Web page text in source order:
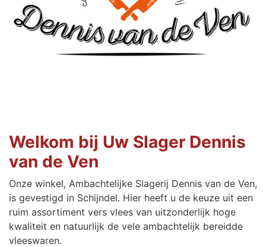
Welkom bij Uw Slager Dennis
van de Ven
Onze winkel, Ambachtelijke Slagerij Dennis van de Ven,
is gevestigd in Schijndel. Hier heeft u de keuze uit een
ruim assortiment vers vlees van uitzonderlijk hoge
kwaliteit en natuurlijk de vele ambachtelijk bereidde
vleeswaren.